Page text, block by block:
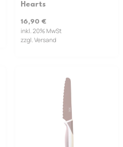
Hearts
16,90 €
inkl. 20% MwSt
zzgl. Versand